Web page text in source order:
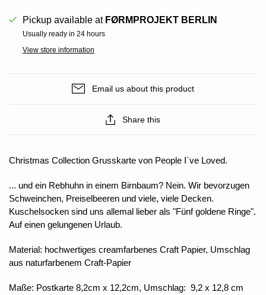
Pickup available at FØRMPROJEKT BERLIN
Usually ready in 24 hours
View store information
Email us about this product
Share this
Christmas Collection Grusskarte von People I´ve Loved.
... und ein Rebhuhn in einem Birnbaum? Nein. Wir bevorzugen
Schweinchen, Preiselbeeren und viele, viele Decken.
Kuschelsocken sind uns allemal lieber als "Fünf goldene Ringe".
Auf einen gelungenen Urlaub.
Material: hochwertiges creamfarbenes Craft Papier, Umschlag
aus naturfarbenem Craft-Papier
Maße: Postkarte 8,2cm x 12,2cm, Umschlag: 9,2 x 12,8 cm